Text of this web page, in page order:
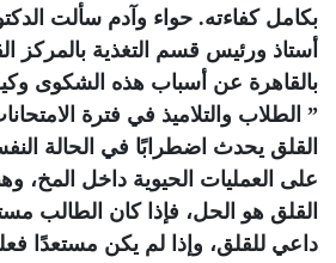
بكامل كفاءته. حواء وآدم سألت
أستاذ ورئيس قسم التغذية بالمركز
بالقاهرة عن أسباب هذه الشكوى
” الطلاب والتلاميذ في فترة
القلق يحدث اضطرابًا في الحالة
على العمليات الحيوية داخل المخ،
القلق هو الحل، فإذا كان الطالب
داعي للقلق، وإذا لم يكن مستعدًا